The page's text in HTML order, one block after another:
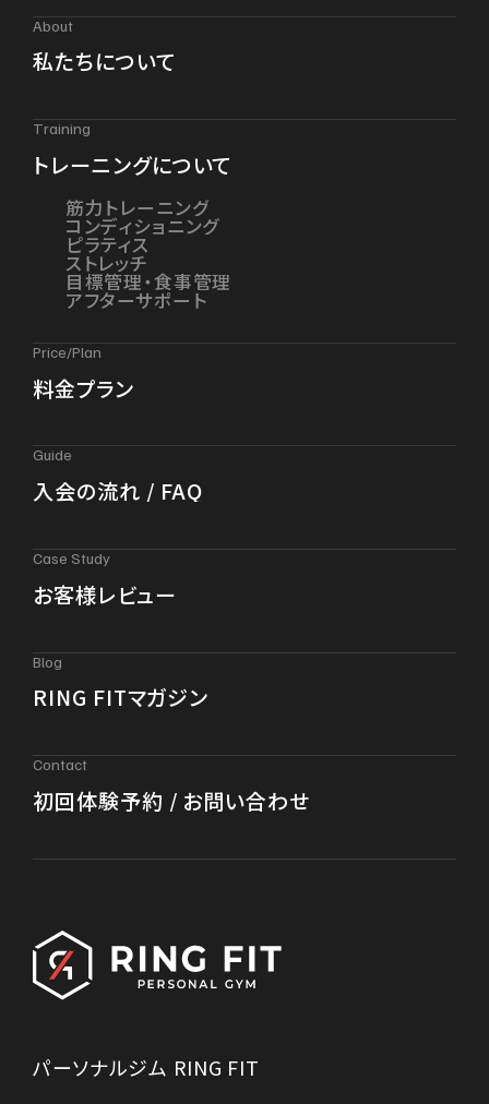
〒910-0016 福井県福井市大宮6丁目15-26
DonDoビル （C・D号室）
Google Map
定休日 / 不定休
パーソナルジム RING FIT
About
私たちについて
Training
トレーニングについて
筋力トレーニング
コンディショニング
ピラティス
ストレッチ
目標管理・食事管理
アフターサポート
Price/Plan
料金プラン
Guide
入会の流れ / FAQ
Case Study
お客様レビュー
Blog
RING FITマガジン
Contact
初回体験予約 / お問い合わせ